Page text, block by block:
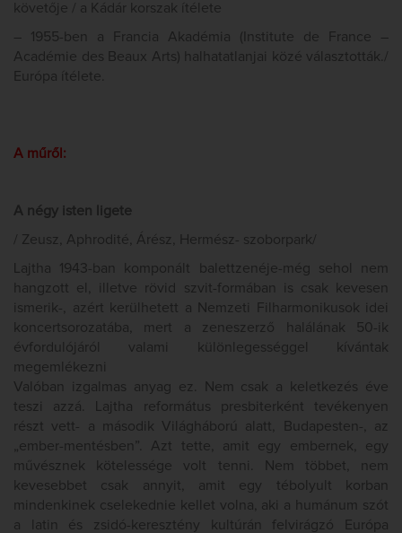
követője / a Kádár korszak ítélete
– 1955-ben a Francia Akadémia (Institute de France –
Académie des Beaux Arts) halhatatlanjai közé választották./
Európa ítélete.
A műről:
A négy isten ligete
/ Zeusz, Aphrodité, Árész, Hermész- szoborpark/
Lajtha 1943-ban komponált balettzenéje-még sehol nem
hangzott el, illetve rövid szvit-formában is csak kevesen
ismerik-, azért kerülhetett a Nemzeti Filharmonikusok idei
koncertsorozatába, mert a zeneszerző halálának 50-ik
évfordulójáról valami különlegességgel kívántak
megemlékezni
Valóban izgalmas anyag ez. Nem csak a keletkezés éve
teszi azzá. Lajtha református presbiterként tevékenyen
részt vett- a második Világháború alatt, Budapesten-, az
„ember-mentésben”. Azt tette, amit egy embernek, egy
művésznek kötelessége volt tenni. Nem többet, nem
kevesebbet csak annyit, amit egy tébolyult korban
mindenkinek cselekednie kellet volna, aki a humánum szót
a latin és zsidó-keresztény kultúrán felvirágzó Európa